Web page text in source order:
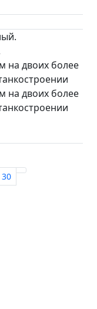
на двоих более
на двоих более
30